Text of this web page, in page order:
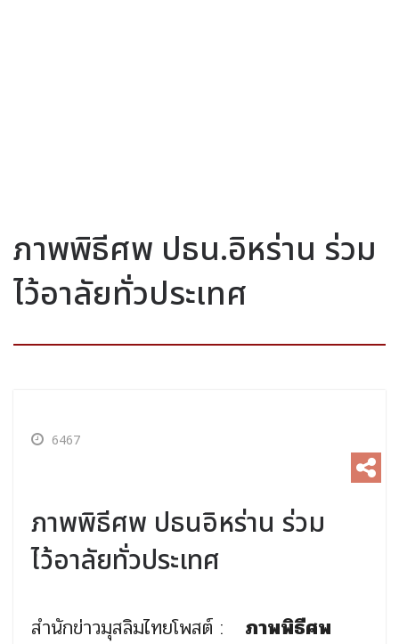
ภาพพิธีศพ ปธน.อิหร่าน ร่วม
ไว้อาลัยทั่วประเทศ
6467
ภาพพิธีศพ ปธนอิหร่าน ร่วม
ไว้อาลัยทั่วประเทศ
สำนักข่าวมุสลิมไทยโพสต์ : ภาพพิธีศพ